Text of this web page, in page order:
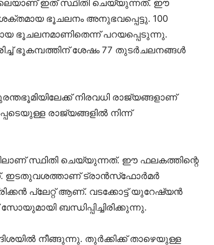
ഇത് സ്ഥിതി ചെയ്യുന്നത്. ഈ
ഭൂചലനം അനുഭവപ്പെട്ടു. 100
ഭൂചലനമാണിതെന്ന് പറയപ്പെടുന്നു.
ഭൂകമ്പത്തിന് ശേഷം 77 തുടർചലനങ്ങൾ
നിരവധി രാജ്യങ്ങളാണ്
രാജ്യങ്ങളിൽ നിന്ന്
സ്ഥിതി ചെയ്യുന്നത്. ഈ ഫലകത്തിന്റെ
ഇടതുവശത്താണ് ട്രാൻസ്‌ഫോർമർ
പ്ലേറ്റ് ആണ്. വടക്കോട്ട് യുറേഷ്യൻ
ബന്ധിപ്പിച്ചിരിക്കുന്നു.
നീങ്ങുന്നു. തുർക്കിക്ക് താഴെയുള്ള